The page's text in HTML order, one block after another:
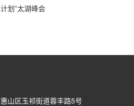
划”太湖峰会
山区玉祁街道蓉丰路5号